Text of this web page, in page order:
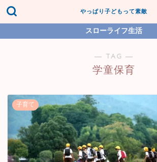
やっぱり子どもって素敵
スローライフ生活
― TAG ―
学童保育
子育て